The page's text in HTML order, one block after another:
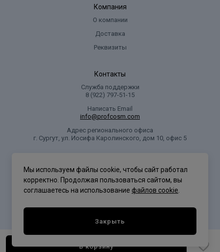
В корзину
Компания
О компании
Доставка
Реквизиты
Контакты
Служба поддержки
8 (922) 797‑51-15
Написать Email
info@profcosm.com
Адрес регионального офиса
г. Сургут, ул. Иосифа Каролинского, дом 10, офис 5
Мы используем файлы cookie, чтобы сайт работал
корректно. Продолжая пользоваться сайтом, вы
соглашаетесь на использование файлов cookie
Закрыть